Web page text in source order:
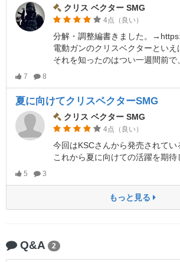
クリス ベクター SMG
4点（良い）
電動ガンのクリスベクターといえば、クライタックが発売するという事で話題となっていますが・・・何と、コヨーテエアソフト（アレスの別名義？）という
それを知ったのはつい一週間前で、クライタックのベクターの値段の高さに絶句し、A＆KのVスタイルのコレジャナイ感に絶望しながらも
7 8
夏に向けてクリスベクターSMG
クリス ベクター SMG
4点（良い）
これから夏に向けての活躍を期待して、レビ
5 3
もっと見る
Q&A 2